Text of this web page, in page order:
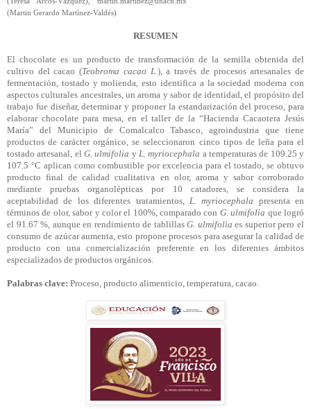
(Martin Gerardo Martínez-Valdés)
RESUMEN
El chocolate es un producto de transformación de la semilla obtenida del
cultivo del cacao (Teobroma cacao L. ), a través de procesos artesanales de
fermentación, tostado y molienda, esto identifica a la sociedad moderna con
aspectos culturales ancestrales, un aroma y sabor de identidad, el propósito del
trabajo fue diseñar, determinar y proponer la estandarización del proceso, para
elaborar chocolate para mesa, en el taller de la “Hacienda Cacaotera Jesús
María” del Municipio de Comalcalco Tabasco, agroindustria que tiene
productos de carácter orgánico, se seleccionaron cinco tipos de leña para el
tostado artesanal, el G.ulmifolia y L.myriocephala a temperaturas de 109.25 y
107.5 °C aplican como combustible por excelencia para el tostado, se obtuvo
producto final de calidad cualitativa en olor, aroma y sabor corroborado
mediante pruebas organolépticas por 10 catadores, se considera la
aceptabilidad de los diferentes tratamientos, L.myriocephala presenta en
términos de olor, sabor y color el 100%, comparado con G.ulmifolia que logró
el 91.67 %, aunque en rendimiento de tablillasG. ulmifolia es superior pero el
consumo de azúcar aumenta, esto propone procesos para asegurar la calidad de
producto con una comercialización preferente en los diferentes ámbitos
especializados de productos orgánicos.
Palabras clave: Proceso, producto alimenticio, temperatura, cacao.